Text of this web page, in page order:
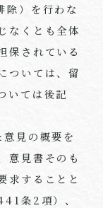
除）を行わな
なくとも全体
保されている
ついては、留
いては後記
見の概要を
意見書そのも
求することと
条2 項）、